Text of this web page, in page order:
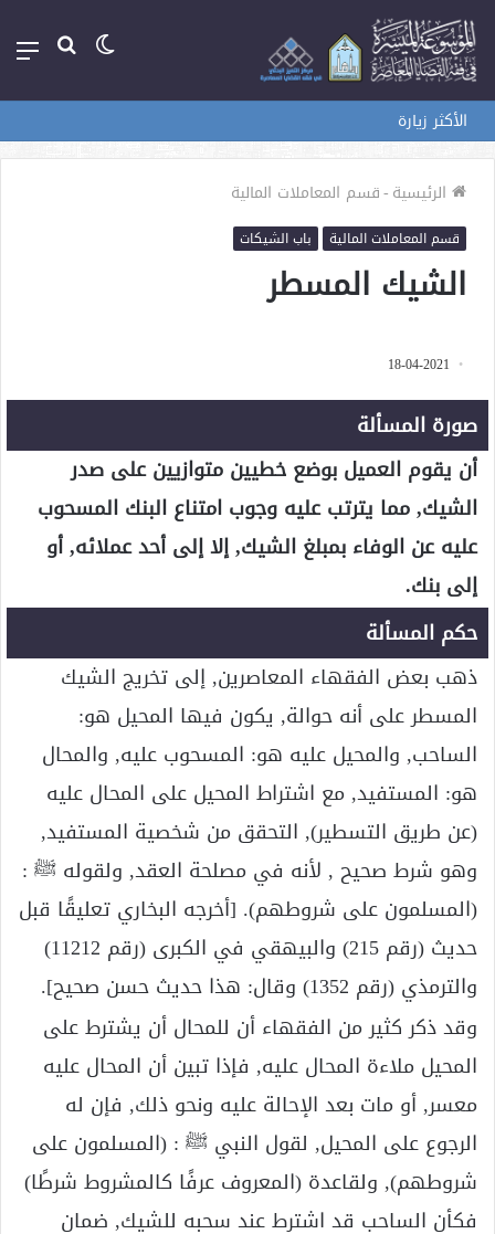
بحث الوضع
الأكثر زيارة
الرئيسية-قسم المعاملات المالية
قسم المعاملات المالية باب الشيكات
الشيك المسطر
18-04-2021
صورة المسألة
أن يقوم العميل بوضع خطيين متوازيين على صدر
الشيك, مما يترتب عليه وجوب امتناع البنك المسحوب
عليه عن الوفاء بمبلغ الشيك, إلا إلى أحد عملائه, أو
إلى بنك.
حكم المسألة
ذهب بعض الفقهاء المعاصرين, إلى تخريج الشيك
المسطر على أنه حوالة, يكون فيها المحيل هو:
الساحب, والمحيل عليه هو: المسحوب عليه, والمحال
هو: المستفيد, مع اشتراط المحيل على المحال عليه
(عن طريق التسطير), التحقق من شخصية المستفيد,
وهو شرط صحيح , لأنه في مصلحة العقد, ولقوله ﷺ :
(المسلمون على شروطهم). [أخرجه البخاري تعليقًا قبل
حديث (رقم 215) والبيهقي في الكبرى (رقم 11212)
والترمذي (رقم 1352) وقال: هذا حديث حسن صحيح].
وقد ذكر كثير من الفقهاء أن للمحال أن يشترط على
المحيل ملاءة المحال عليه, فإذا تبين أن المحال عليه
معسر, أو مات بعد الإحالة عليه ونحو ذلك, فإن له
الرجوع على المحيل, لقول النبي ﷺ : (المسلمون على
شروطهم), ولقاعدة (المعروف عرفًا كالمشروط شرطًا)
فكأن الساحب قد اشترط عند سحبه للشيك, ضمان